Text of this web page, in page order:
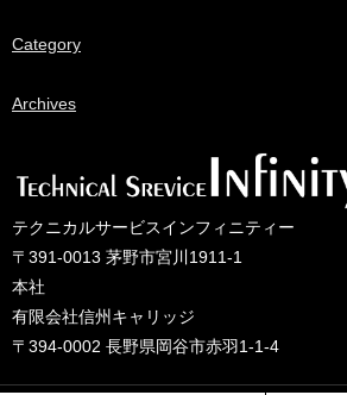
2026年2月
2025年11月
2025年9月
2025年7月
2025年6月
ORC
other
Category
Archives
テクニカルサービスインフィニティー
〒391-0013 茅野市宮川1911-1
本社
有限会社信州キャリッジ
〒394-0002 長野県岡谷市赤羽1-1-4